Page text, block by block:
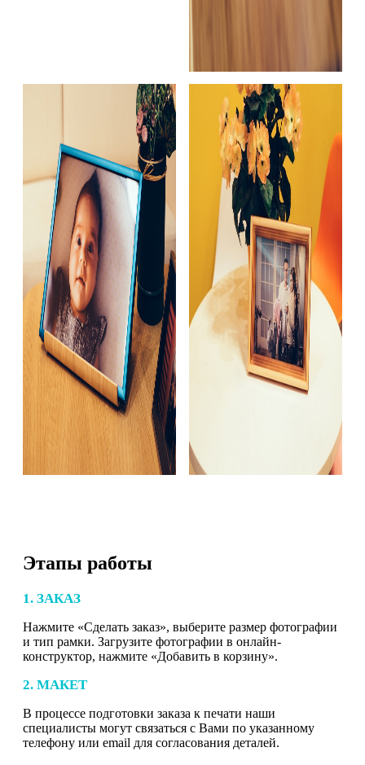
Этапы работы
1. ЗАКАЗ
Нажмите «Сделать заказ», выберите размер фотографии
и тип рамки. Загрузите фотографии в онлайн-
конструктор, нажмите «Добавить в корзину».
2. МАКЕТ
В процессе подготовки заказа к печати наши
специалисты могут связаться с Вами по указанному
телефону или email для согласования деталей.